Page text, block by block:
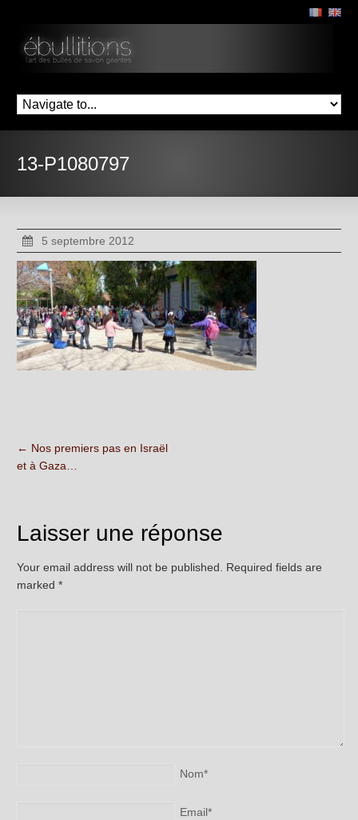
13-P1080797
5 septembre 2012
← Nos premiers pas en Israël
et à Gaza…
Laisser une réponse
Your email address will not be published. Required fields are
marked*
Nom*
Email*